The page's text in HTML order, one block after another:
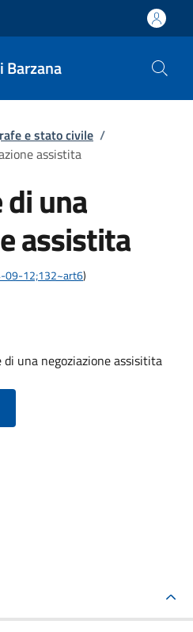
Barzana
e stato civile /
assistita
una
assistita
09-12;132~art6)
una negoziazione assisitita